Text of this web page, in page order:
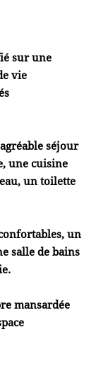
sur une
vie
séjour
une cuisine
un toilette
un
salle de bains
mansardée